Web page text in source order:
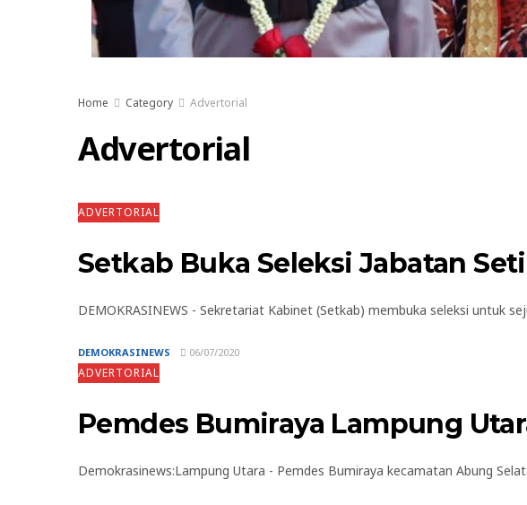
Home Category Advertorial
Advertorial
ADVERTORIAL
Setkab Buka Seleksi Jabatan
DEMOKRASINEWS - Sekretariat Kabinet (Setkab) membuka seleksi untuk
DEMOKRASINEWS 06/07/2020
ADVERTORIAL
Pemdes Bumiraya Lampung
Demokrasinews:Lampung Utara - Pemdes Bumiraya kecamatan Abung